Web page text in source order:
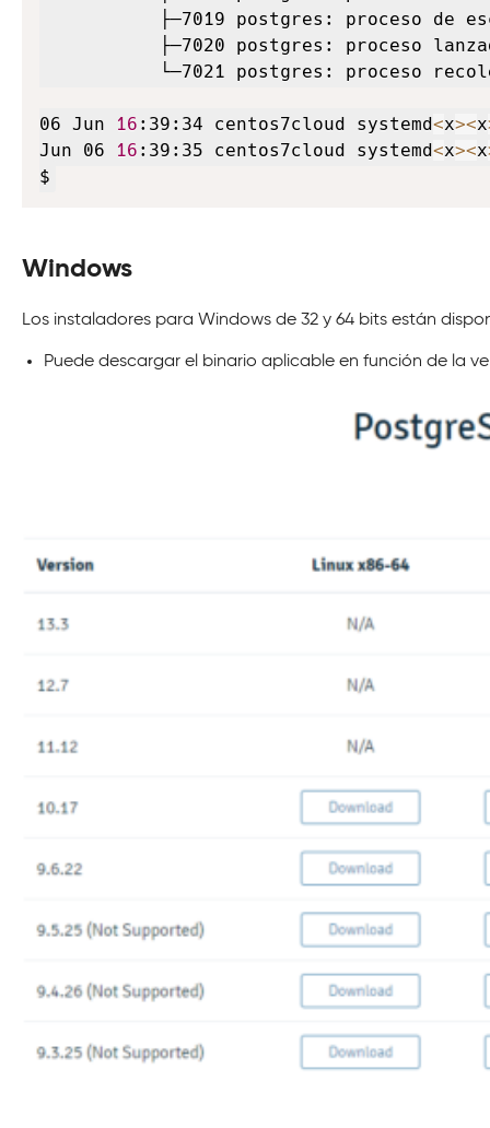
├─7019 postgres: proceso de
├─7020 postgres: proceso
└─7021 postgres: proceso
06 Jun 16 :39:34 centos7cloud systemd<x><x
Jun 06
16 :39:35 centos7cloud systemd<x><x
$
Windows
Los instaladores para Windows de 32 y 64 bits están
Puede descargar el binario aplicable en función de la